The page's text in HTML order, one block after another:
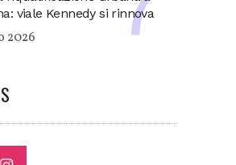
viale Kennedy si rinnova
2026